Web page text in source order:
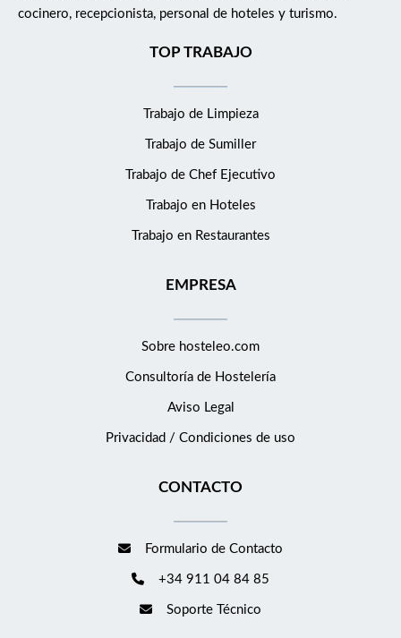
cocinero, recepcionista, personal de hoteles y turismo.
TOP TRABAJO
Trabajo de Limpieza
Trabajo de Sumiller
Trabajo de Chef Ejecutivo
Trabajo en Hoteles
Trabajo en Restaurantes
EMPRESA
Sobre hosteleo.com
Consultoría de Hostelería
Aviso Legal
Privacidad / Condiciones de uso
CONTACTO
Formulario de Contacto
+34 911 04 84 85
Soporte Técnico